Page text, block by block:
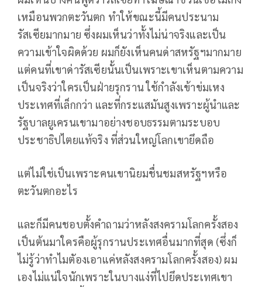
เหมือนพวกตะวันตก ทำให้ขณะนี้มีคนประนาม
รัสเซียมากมาย ซึ่งผมเห็นว่าทั้งไม่น่าจริงและเป็น
ความเข้าใจผิดด้วย ผมก็ยังเห็นคนด่าสหรัฐฯมากมาย
แต่คนที่เขาด่ารัสเซียนั้นเป็นเพราะเขาเห็นตามความ
เป็นจริงว่าใครเป็นฝ่ายรุกราน ใช้กำลังเข้าข่มเหง
ประเทศที่เล็กกว่า และที่กระแสมันสูงเพราะผู้นำและ
รัฐบาลยูเครนเขามาอย่างชอบธรรมตามระบอบ
ประชาธิปไตยแท้จริง ที่ส่วนใหญ่โลกเขายึดถือ
แต่ไม่ใช่เป็นเพราะคนเขานิยมชื่นชมสหรัฐฯหรือ
ตะวันตกอะไร
และก็มีคนชอบตั้งคำถามว่าหลังสงครามโลกครั้งสอง
เป็นต้นมาใครคือผู้รุกรานประเทศอื่นมากที่สุด (ซึ่งก็
ไม่รู้ว่าทำไมตัองเอาแค่หลังสงครามโลกครั้งสอง) ผม
เองไม่แน่ใจนักเพราะในบางแง่ที่ไปยึดประเทศเขา